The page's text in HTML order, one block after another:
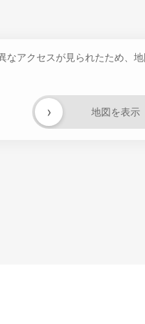
なアクセスが見られたため、
地図を表示
›